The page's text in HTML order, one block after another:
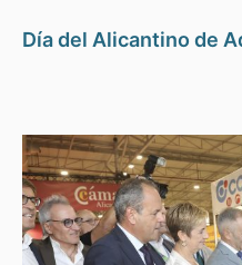
Día del Alicantino de